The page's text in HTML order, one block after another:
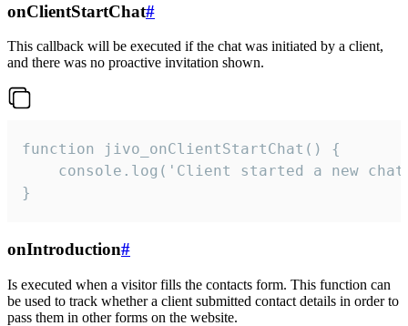
onClientStartChat#
This callback will be executed if the chat was initiated by a client,
and there was no proactive invitation shown.
function jivo_onClientStartChat() {
console.log('Client started a new
}
onIntroduction#
Is executed when a visitor fills the contacts form. This function can
be used to track whether a client submitted contact details in order to
pass them in other forms on the website.